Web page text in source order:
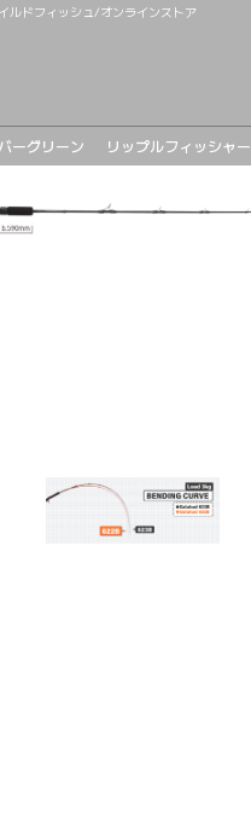
ルドフィッシュ/オンラインストア
ーグリーン リップルフィッシャー